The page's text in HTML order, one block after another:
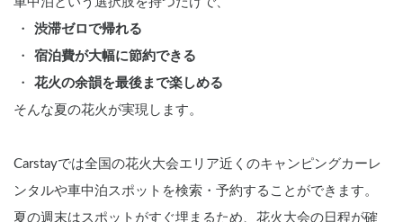
渋滞ゼロで帰れる
宿泊費が大幅に節約できる
花火の余韻を最後まで楽しめる
そんな夏の花火が実現します。
Carstayでは全国の花火大会エリア近くのキャンピングカーレ
ンタルや車中泊スポットを検索・予約することができます。
夏の週末はスポットがすぐ埋まるため、花火大会の日程が確